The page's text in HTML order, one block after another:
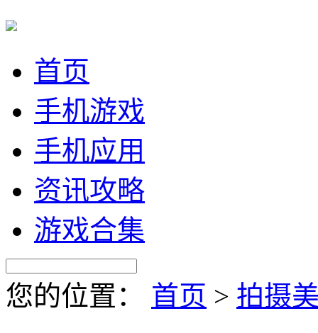
首页
手机游戏
手机应用
资讯攻略
游戏合集
您的位置： 首页 > 拍摄